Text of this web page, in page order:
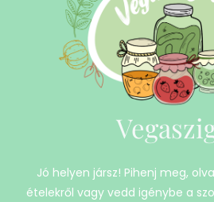
Jó helyen jársz! Pihenj meg,
ételekről vagy vedd igénybe a